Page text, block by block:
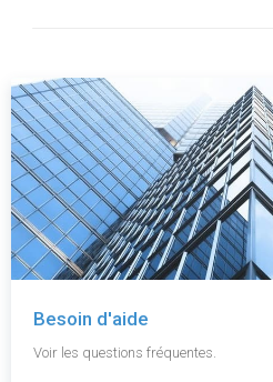
Besoin d'aide
Voir les questions fréquentes.